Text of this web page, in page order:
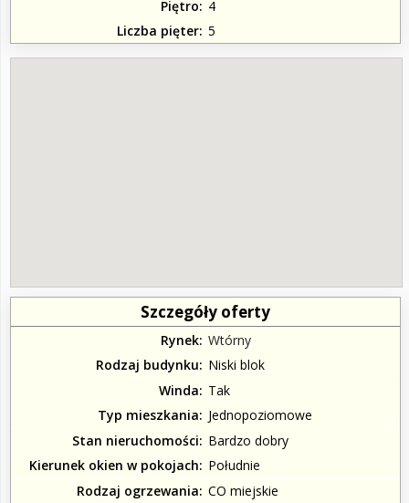
Piętro
4
Liczba pięter 5
Szczegóły oferty
Rynek Wtórny
Rodzaj budynku
Niski blok
Winda
Tak
Typ mieszkania
Jednopoziomowe
Stan nieruchomości
Bardzo dobry
Kierunek okien w pokojach
Południe
Rodzaj ogrzewania CO miejskie